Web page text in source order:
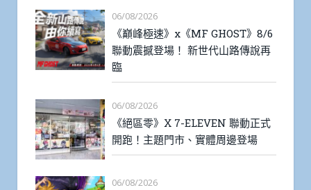
06/08/2026
《巔峰極速》x《MF GHOST》8/6
聯動震撼登場！ 新世代山路傳說再
臨
06/08/2026
《絕區零》X 7-ELEVEN 聯動正式
開跑！主題門市、實體周邊登場
06/08/2026